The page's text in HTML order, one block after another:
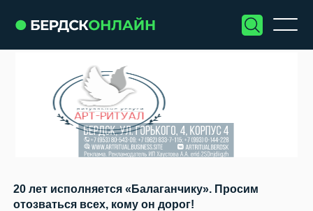
20 лет исполняется «Балаганчику». Просим
отозваться всех, кому он дорог!